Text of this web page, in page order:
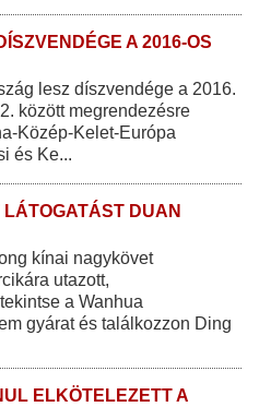
A 2016-OS
lesz díszvendége a 2016.
között megrendezésre
Közép-Kelet-Európa
és Ke...
DUAN
kínai nagykövet
utazott,
a Wanhua
gyárat és találkozzon Ding
ELKÖTELEZETT A